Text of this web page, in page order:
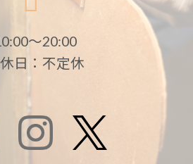
〜20:00
日：不定休